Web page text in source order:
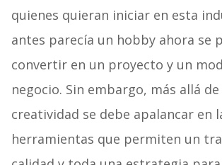
quienes quieran iniciar en esta
antes parecía un hobby ahora se
convertir en un proyecto y un
negocio. Sin embargo, más allá
creatividad se debe apalancar en
herramientas que permiten un